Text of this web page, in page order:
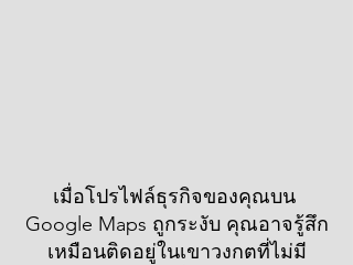
เมื่อโปรไฟล์ธุรกิจของคุณบน
Google Maps ถูกระงับ คุณอาจรู้สึก
เหมือนติดอยู่ในเขาวงกตที่ไม่มี